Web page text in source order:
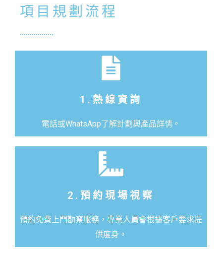
項目規劃流程
1.熱線資詢
電話或WhatsApp了解計劃與產品詳情。
2.預約現場視察
預約免費上門勘察服務，專業人員會根據客戶要求提
供度身。